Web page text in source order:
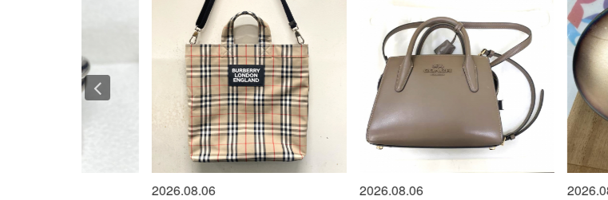
2026.08.06
2026.08.06
2026.08.06